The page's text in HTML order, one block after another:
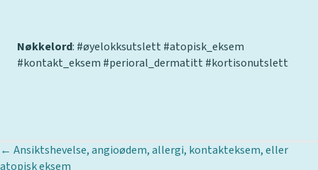
Nøkkelord: #øyelokksutslett #atopisk_eksem
#kontakt_eksem #perioral_dermatitt #kortisonutslett
Posts
← Ansiktshevelse, angioødem, allergi, kontakteksem, eller
atopisk eksem